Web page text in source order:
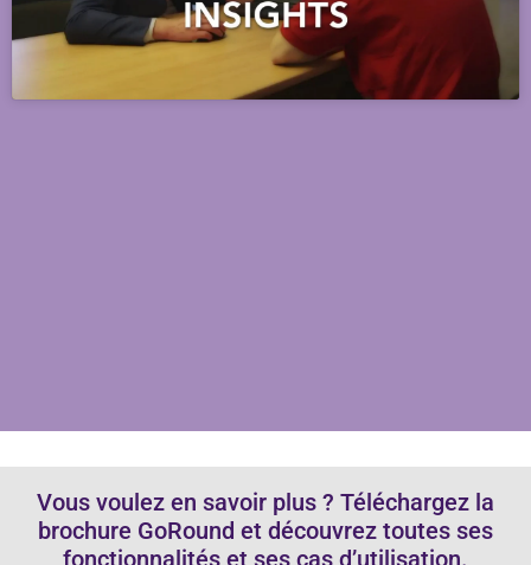
Vous voulez en savoir plus ? Téléchargez la
brochure GoRound et découvrez toutes ses
fonctionnalités et ses cas d’utilisation.